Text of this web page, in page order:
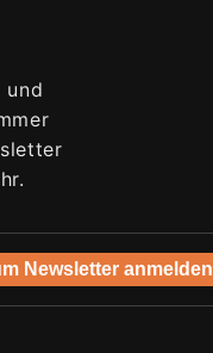
und
Newsletter anmelden